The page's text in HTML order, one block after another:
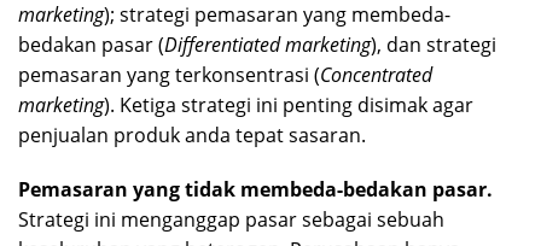
marketing); strategi pemasaran yang membeda-
bedakan pasar (Differentiated marketing), dan strategi
pemasaran yang terkonsentrasi (Concentrated
marketing). Ketiga strategi ini penting disimak agar
penjualan produk anda tepat sasaran.
Pemasaran yang tidak membeda-bedakan pasar.
Strategi ini menganggap pasar sebagai sebuah